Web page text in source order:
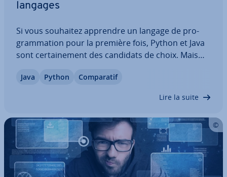
langages
Si vous souhaitez apprendre un langage de pro­
gram­ma­tion pour la première fois, Python et Java
sont cer­tai­ne­ment des candidats de choix. Mais
pa­ra­tif, nous pré­sen­tons les deux chal­len­gers avec
Java Python Com­pa­ra­tif
Lire la suite